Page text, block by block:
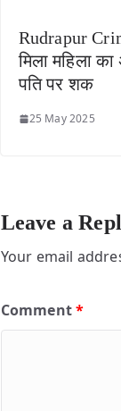
Rudrapur
मिला महिला
पति पर शक
25 May 2025
Leave a
Your email
Comment*